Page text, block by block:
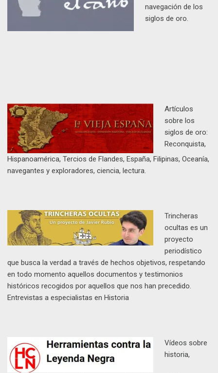
navegación de los
siglos de oro.
Artículos
sobre los
siglos de oro:
Reconquista,
Hispanoamérica, Tercios de Flandes, España, Filipinas, Oceanía,
navegantes y exploradores, ciencia, lectura.
Trincheras
ocultas es un
proyecto
periodístico
que busca la verdad a través de hechos objetivos, respetando
en todo momento aquellos documentos y testimonios
históricos recogidos por aquellos que nos han precedido.
Entrevistas a especialistas en Historia
Vídeos sobre
historia,